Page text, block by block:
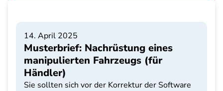
14. April 2025
Musterbrief: Nachrüstung eines
manipulierten Fahrzeugs (für
Händler)
Sie sollten sich vor der Korrektur der Software